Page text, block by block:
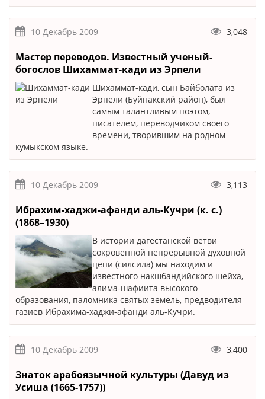
10 Декабрь 2009 3,048
Мастер переводов. Известный ученый-
богослов Шихаммат-кади из Эрпели
Шихаммат-кади, сын Байболата из
Эрпели (Буйнакский район), был
самым талантливым поэтом,
писателем, переводчиком своего
времени, творившим на родном
кумыкском языке.
10 Декабрь 2009 3,113
Ибрахим-хаджи-афанди аль-Кучри (к. с.)
(1868–1930)
В истории дагестанской ветви
сокровенной непрерывной духовной
цепи (силсила) мы находим и
известного накшбандийского шейха,
алима-шафиита высокого
образования, паломника святых земель, предводителя
газиев Ибрахима-хаджи-афанди аль-Кучри.
10 Декабрь 2009 3,400
Знаток арабоязычной культуры (Давуд из
Усиша (1665-1757))